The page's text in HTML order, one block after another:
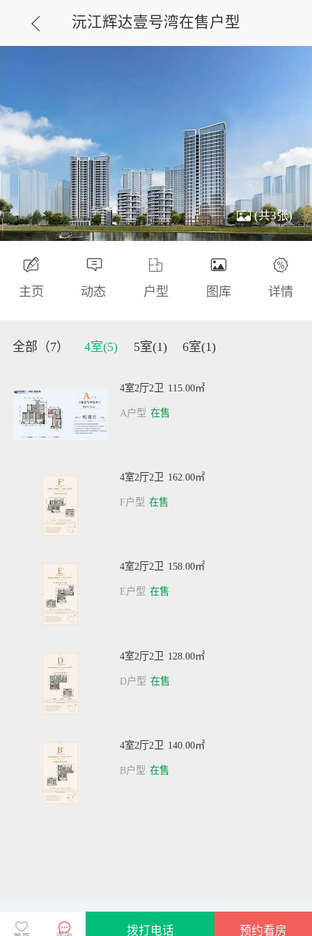
沅江辉达壹号湾在售户型
(共3张)
主页 动态 户型 图库 详情
全部（7） 4室(5) 5室(1) 6室(1)
4室2厅2卫 115.00㎡
A户型 在售
4室2厅2卫 162.00㎡
F户型 在售
4室2厅2卫 158.00㎡
E户型 在售
4室2厅2卫 128.00㎡
D户型 在售
4室2厅2卫 140.00㎡
B户型 在售
县城新盘 楼盘动态 楼盘问答
拨打电话 预约看房